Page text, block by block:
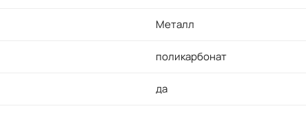
Металл
поликарбонат
да